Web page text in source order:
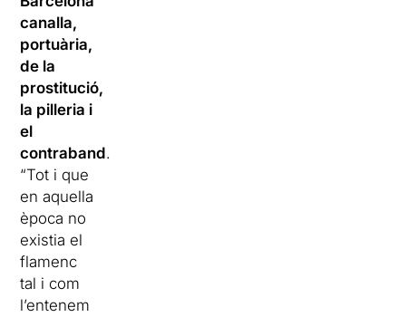
canalla,
portuària,
de la
prostitució,
la pilleria i
el
contraband.
“Tot i que
en aquella
època no
existia el
flamenc
tal i com
l’entenem